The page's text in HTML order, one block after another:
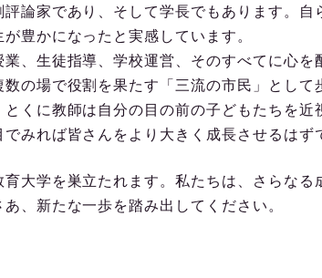
論家であり、そして学長でもあります。自
豊かになったと実感しています。
、生徒指導、学校運営、そのすべてに心を
の場で役割を果たす「三流の市民」として
くに教師は自分の目の前の子どもたちを近
みれば皆さんをより大きく成長させるはず
大学を巣立たれます。私たちは、さらなる
、新たな一歩を踏み出してください。